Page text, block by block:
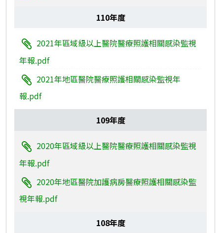
110年度
2021年區域級以上醫院醫療照護相關感染監視
年報.pdf
2021年地區醫院醫療照護相關感染監視年
報.pdf
109年度
2020年區域級以上醫院醫療照護相關感染監視
年報.pdf
2020年地區醫院加護病房醫療照護相關感染監
視年報.pdf
108年度